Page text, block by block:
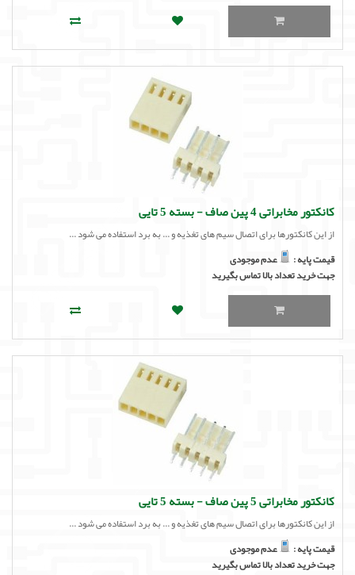
کانکتور مخابراتی 4 پین صاف - بسته 5 تایی
از این کانکتورها برای اتصال سیم های تغذیه و ... به برد استفاده می شود ...
قیمت پایه :
عدم موجودی
جهت خرید تعداد بالا تماس بگیرید
کانکتور مخابراتی 5 پین صاف - بسته 5 تایی
از این کانکتورها برای اتصال سیم های تغذیه و ... به برد استفاده می شود ...
قیمت پایه :
عدم موجودی
جهت خرید تعداد بالا تماس بگیرید